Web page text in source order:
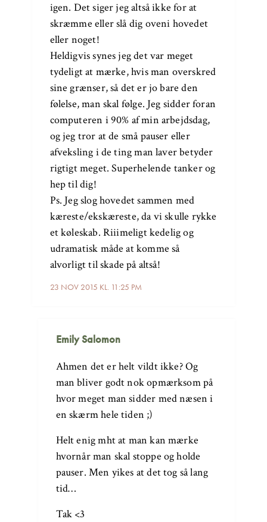
23 NOV 2015 KL. 11:25 PM
igen. Det siger jeg altså ikke for at
skræmme eller slå dig oveni hovedet
eller noget!
Heldigvis synes jeg det var meget
tydeligt at mærke, hvis man overskred
sine grænser, så det er jo bare den
følelse, man skal følge. Jeg sidder foran
computeren i 90% af min arbejdsdag,
og jeg tror at de små pauser eller
afveksling i de ting man laver betyder
rigtigt meget. Superhelende tanker og
hep til dig!
Ps. Jeg slog hovedet sammen med
kæreste/ekskæreste, da vi skulle rykke
et køleskab. Riiimeligt kedelig og
udramatisk måde at komme så
alvorligt til skade på altså!
Emily Salomon
Ahmen det er helt vildt ikke? Og
man bliver godt nok opmærksom på
hvor meget man sidder med næsen i
en skærm hele tiden ;)
Helt enig mht at man kan mærke
hvornår man skal stoppe og holde
pauser. Men yikes at det tog så lang
tid…
Tak <3